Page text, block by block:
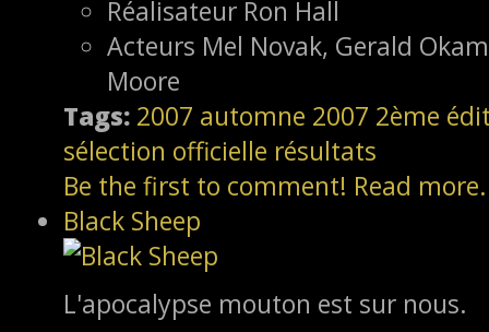
Réalisateur Ron Hall
Acteurs Mel Novak, Gerald
Moore
Tags: 2007 automne 2007 2ème
sélection officielle résultats
Be the first to comment! Read
Black Sheep
L'apocalypse mouton est sur nous.